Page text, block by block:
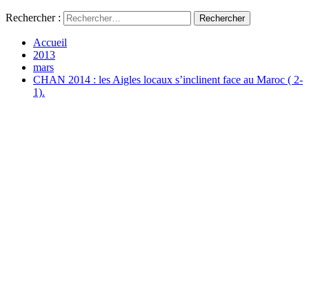
Rechercher :
Accueil
2013
mars
CHAN 2014 : les Aigles locaux s’inclinent face au Maroc ( 2-
1).